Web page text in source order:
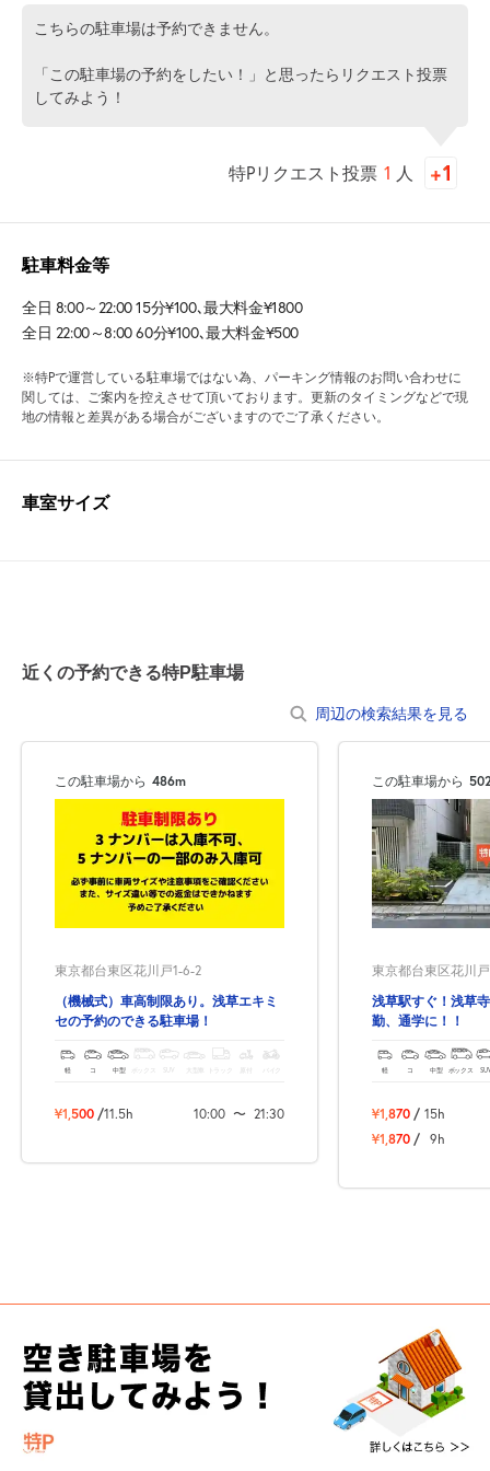
こちらの駐車場は予約できません。
「この駐車場の予約をしたい！」と思ったらリクエスト投票
してみよう！
特Pリクエスト投票 1 人
駐車料金等
全日 8:00～22:00 15分¥100､最大料金¥1800
全日 22:00～8:00 60分¥100､最大料金¥500
※特Pで運営している駐車場ではない為、パーキング情報のお問い合わせに
関しては、ご案内を控えさせて頂いております。更新のタイミングなどで現
地の情報と差異がある場合がございますのでご了承ください。
車室サイズ
近くの予約できる特P駐車場
周辺の検索結果を見る
この駐車場から 486m
東京都台東区花川戸1-6-2
（機械式）車高制限あり。浅草エキミ
セの予約のできる駐車場！
軽 コ 中型 ボックス SUV 大型車 トラック バイク
¥1,500 /11.5h 10:00 〜 21:30
この駐車場から
東京都台東区花川
浅草駅すぐ！浅草
勤、通学に！！
軽 コ 中型 ボックス
¥1,870 / 15h
¥1,870 / 9h